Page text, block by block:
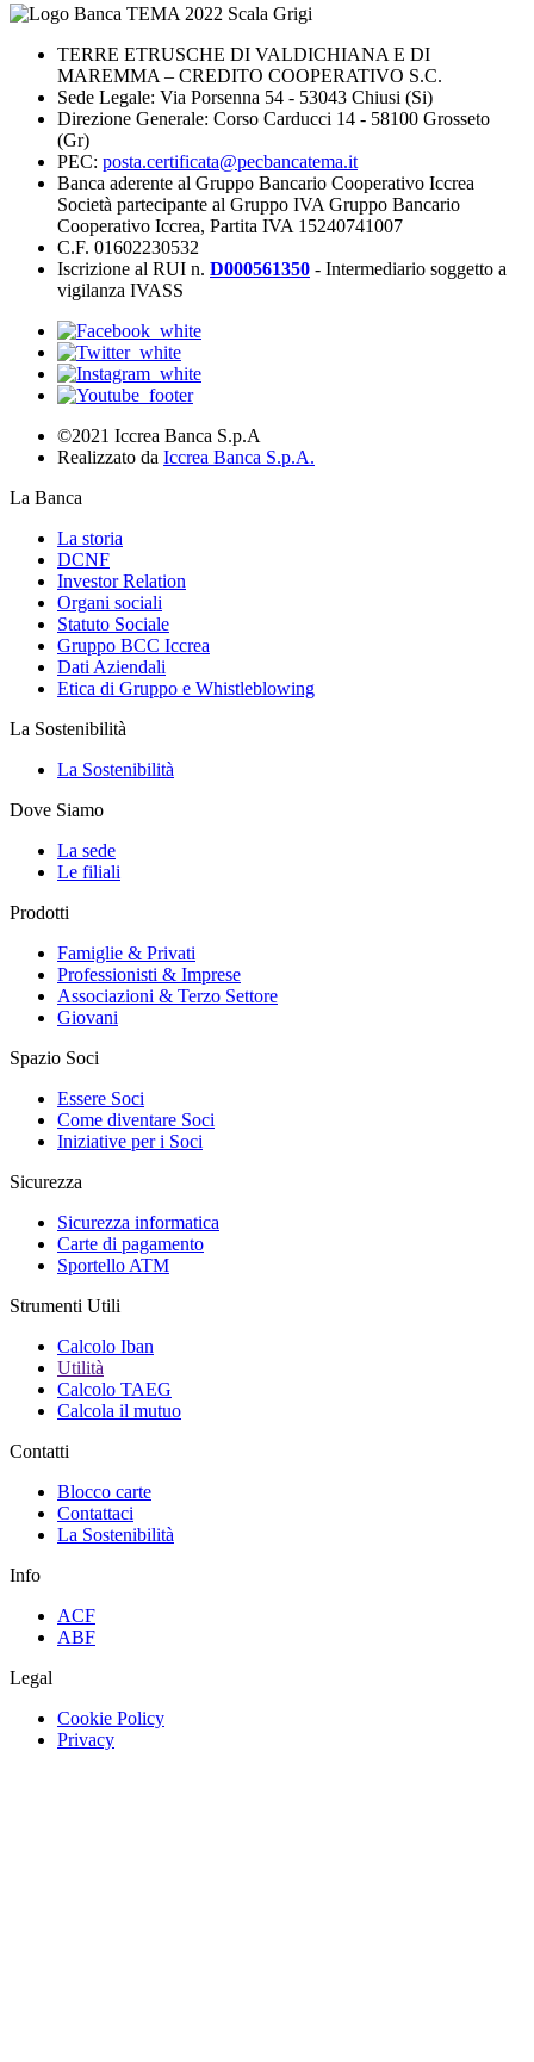
TERRE ETRUSCHE DI VALDICHIANA E DI
MAREMMA – CREDITO COOPERATIVO S.C.
Sede Legale: Via Porsenna 54 - 53043 Chiusi (Si)
Direzione Generale: Corso Carducci 14 - 58100 Grosseto
(Gr)
PEC: posta.certificata@pecbancatema.it
Banca aderente al Gruppo Bancario Cooperativo Iccrea
Società partecipante al Gruppo IVA Gruppo Bancario
Cooperativo Iccrea, Partita IVA 15240741007
C.F. 01602230532
Iscrizione al RUI n. D000561350 - Intermediario soggetto a
vigilanza IVASS
©2021 Iccrea Banca S.p.A
Realizzato da Iccrea Banca S.p.A.
La Banca
La storia
DCNF
Investor Relation
Organi sociali
Statuto Sociale
Gruppo BCC Iccrea
Dati Aziendali
Etica di Gruppo e Whistleblowing
La Sostenibilità
La Sostenibilità
Dove Siamo
La sede
Le filiali
Prodotti
Famiglie & Privati
Professionisti & Imprese
Associazioni & Terzo Settore
Giovani
Spazio Soci
Essere Soci
Come diventare Soci
Iniziative per i Soci
Sicurezza
Sicurezza informatica
Carte di pagamento
Sportello ATM
Strumenti Utili
Calcolo Iban
Utilità
Calcolo TAEG
Calcola il mutuo
Contatti
Blocco carte
Contattaci
La Sostenibilità
Info
ACF
ABF
Legal
Cookie Policy
Privacy